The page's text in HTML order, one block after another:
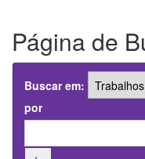
Página de
Buscar em:
por